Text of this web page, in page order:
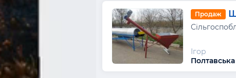
Продаж
Ігор